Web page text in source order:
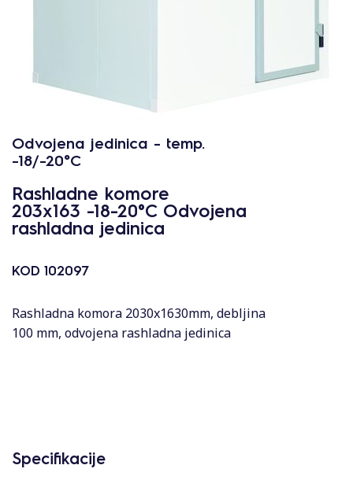
Odvojena jedinica - temp.
-18/-20°C
Rashladne komore
203x163 -18-20°C Odvojena
rashladna jedinica
KOD 102097
Rashladna komora 2030x1630mm, debljina
100 mm, odvojena rashladna jedinica
Specifikacije